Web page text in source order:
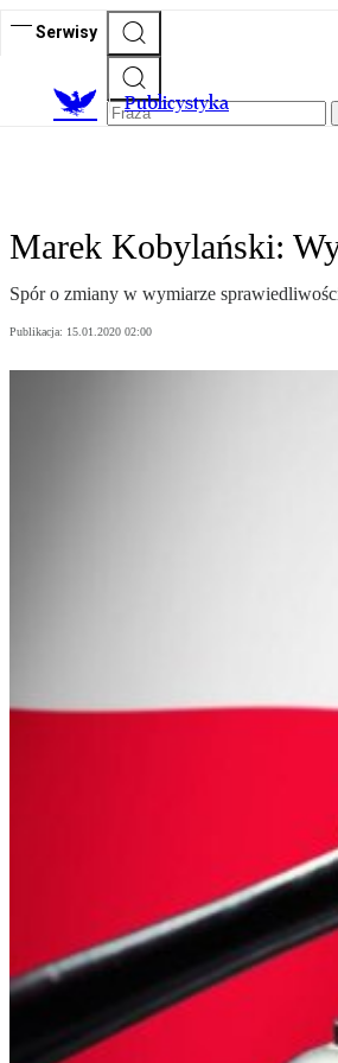
Serwisy
Publicystyka
Marek Kobylański:
Spór o zmiany w wymiarze
Publikacja: 15.01.2020 02:00